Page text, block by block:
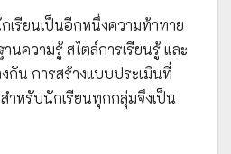
เรียนเป็นอีกหนึ่งความท้าทาย
นความรู้ สไตล์การเรียนรู้ และ
กัน การสร้างแบบประเมินที่
ำหรับนักเรียนทุกกลุ่มจึงเป็น